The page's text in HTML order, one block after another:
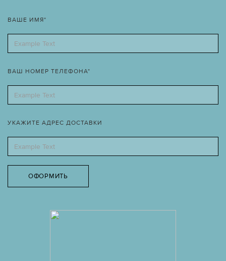
ВАШЕ ИМЯ*
ВАШ НОМЕР ТЕЛЕФОНА*
УКАЖИТЕ АДРЕС ДОСТАВКИ